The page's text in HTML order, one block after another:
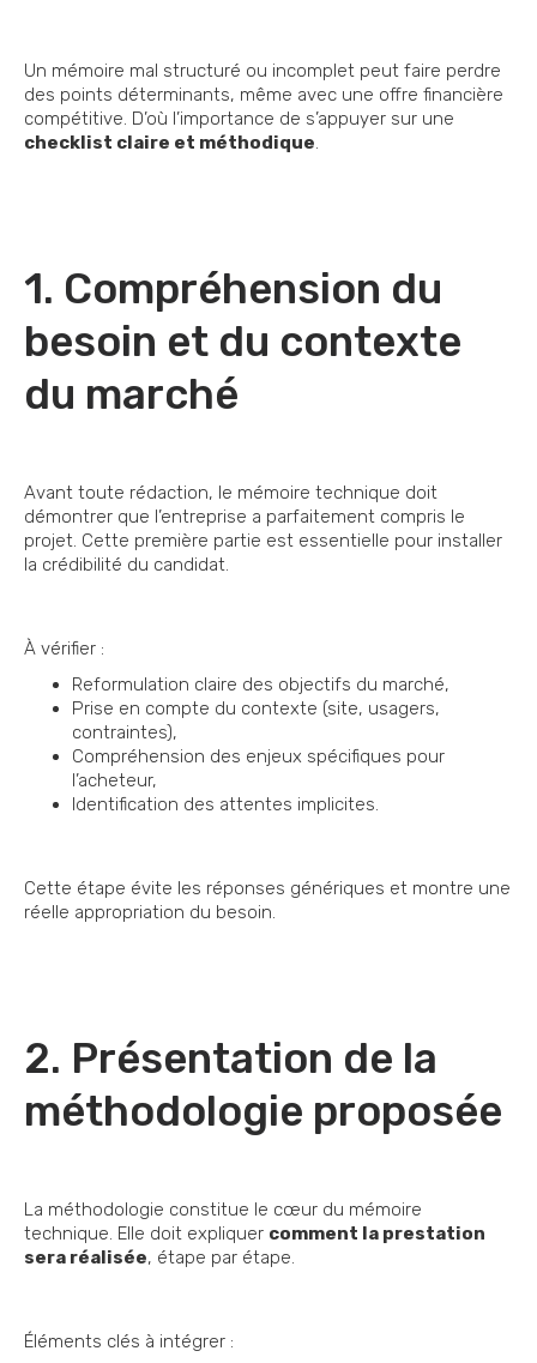
Un mémoire mal structuré ou incomplet peut faire perdre
des points déterminants, même avec une offre financière
compétitive. D’où l’importance de s’appuyer sur une
checklist claire et méthodique.
1. Compréhension du
besoin et du contexte
du marché
Avant toute rédaction, le mémoire technique doit
démontrer que l’entreprise a parfaitement compris le
projet. Cette première partie est essentielle pour installer
la crédibilité du candidat.
À vérifier :
Reformulation claire des objectifs du marché,
Prise en compte du contexte (site, usagers,
contraintes),
Compréhension des enjeux spécifiques pour
l’acheteur,
Identification des attentes implicites.
Cette étape évite les réponses génériques et montre une
réelle appropriation du besoin.
2. Présentation de la
méthodologie proposée
La méthodologie constitue le cœur du mémoire
technique. Elle doit expliquer comment la prestation
sera réalisée, étape par étape.
Éléments clés à intégrer :